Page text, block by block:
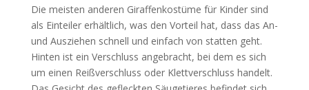
Die meisten anderen Giraffenkostüme für Kinder sind
als Einteiler erhältlich, was den Vorteil hat, dass das An-
und Ausziehen schnell und einfach von statten geht.
Hinten ist ein Verschluss angebracht, bei dem es sich
um einen Reißverschluss oder Klettverschluss handelt.